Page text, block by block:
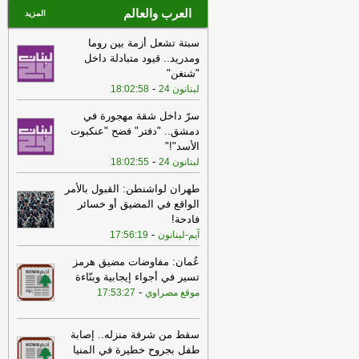
العرب والعالم المزيد
سبتة تشعل أزمة بين روما
ومدريد.. قيود متبادلة داخل
"شنغن"
لبنانون 24 -
18:02:58
سرّ داخل شقة مهجورة في
دمشق.. "دفتر" فضح "عنكبوت
الأسد"!"
لبنانون 24 -
18:02:55
طهران لواشنطن: القبول بالأمر
الواقع في المضيق أو خسائر
فادحة!
آيم-لبنانون -
17:56:19
عُمان: مفاوضات مضيق هرمز
تسير في أجواء إيجابية وبنّاءة
موقع مصراوي -
17:53:27
سقط من شرفة منزله.. إصابة
طفل بجروح خطيرة في المنيا